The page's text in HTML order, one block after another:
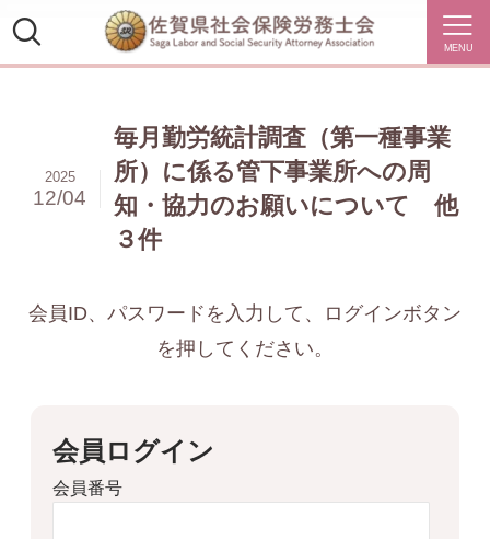
MENU
毎月勤労統計調査（第一種事業
所）に係る管下事業所への周
知・協力のお願いについて 他
３件
2025
12/04
会員ID、パスワードを入力して、ログインボタン
を押してください。
会員ログイン
会員番号